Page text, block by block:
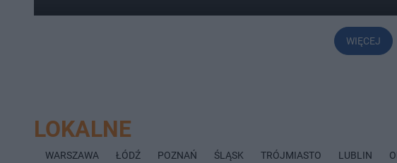
WIĘCEJ
LOKALNE
WARSZAWA ŁÓDŹ POZNAŃ ŚLĄSK TRÓJMIASTO LUBLIN